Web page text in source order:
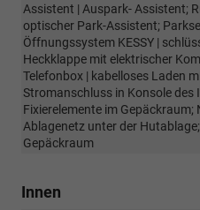
Assistent | Auspark- Assistent;
optischer Park-Assistent;
Öffnungssystem KESSY |
Heckklappe mit elektrischer
Telefonbox | kabelloses Laden
Stromanschluss in Konsole des
Fixierelemente im Gepäckraum;
Ablagenetz unter der
Gepäckraum
Innen